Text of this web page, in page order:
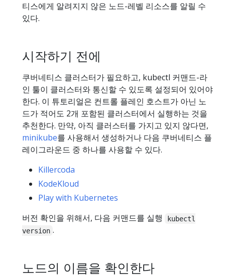
티스에게 알려지지 않은 노드-레벨 리소스를 알릴 수
있다.
시작하기 전에
쿠버네티스 클러스터가 필요하고, kubectl 커맨드-라
인 툴이 클러스터와 통신할 수 있도록 설정되어 있어야
한다. 이 튜토리얼은 컨트롤 플레인 호스트가 아닌 노
드가 적어도 2개 포함된 클러스터에서 실행하는 것을
추천한다. 만약, 아직 클러스터를 가지고 있지 않다면,
minikube를 사용해서 생성하거나 다음 쿠버네티스 플
레이그라운드 중 하나를 사용할 수 있다.
Killercoda
KodeKloud
Play with Kubernetes
버전 확인을 위해서, 다음 커맨드를 실행
kubectl
version .
노드의 이름을 확인한다